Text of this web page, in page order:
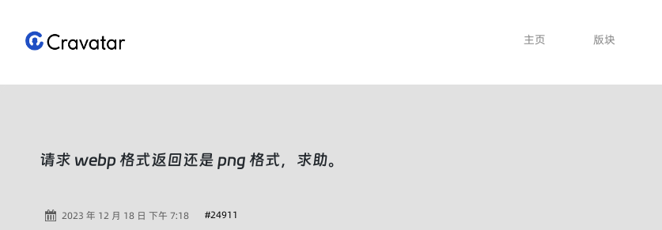
主页 版块
请求 webp 格式返回还是 png 格式，求助。
2023 年 12 月 18 日 下午 7:18 #24911